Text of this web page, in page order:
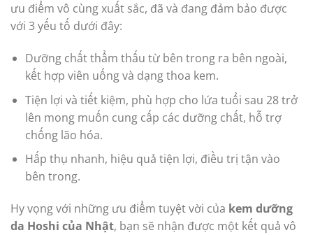
ưu điểm vô cùng xuất sắc, đã và đang đảm bảo được
với 3 yếu tố dưới đây:
Dưỡng chất thẩm thấu từ bên trong ra bên ngoài,
kết hợp viên uống và dạng thoa kem.
Tiện lợi và tiết kiệm, phù hợp cho lứa tuổi sau 28 trở
lên mong muốn cung cấp các dưỡng chất, hỗ trợ
chống lão hóa.
Hấp thụ nhanh, hiệu quả tiện lợi, điều trị tận vào
bên trong.
Hy vọng với những ưu điểm tuyệt vời của kem dưỡng
da Hoshi của Nhật, bạn sẽ nhận được một kết quả vô